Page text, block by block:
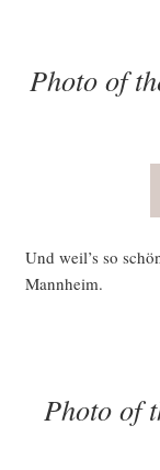
Photo of
Und weil’s so
Mannheim.
Photo of